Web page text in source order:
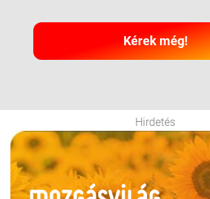
Kérek még!
Hirdetés